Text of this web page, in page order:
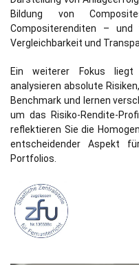
Bildung von
Compositerenditen – und
Vergleichbarkeit und
Ein weiterer Fokus
analysieren absolute
Benchmark und lernen
um das Risiko-Rendite-
reflektieren Sie die
entscheidender Aspekt
Portfolios.